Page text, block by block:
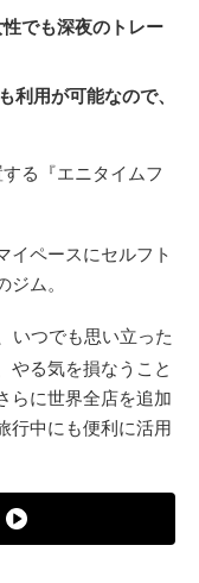
でも深夜のトレー
利用が可能なので、
る『エニタイムフ
イペースにセルフト
ム。
いつでも思い立った
やる気を損なうこと
らに世界全店を追加
行中にも便利に活用